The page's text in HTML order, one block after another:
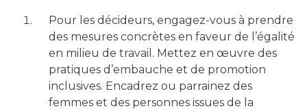
Pour les décideurs, engagez-vous à prendre
des mesures concrètes en faveur de l’égalité
en milieu de travail. Mettez en œuvre des
pratiques d’embauche et de promotion
inclusives. Encadrez ou parrainez des
femmes et des personnes issues de la